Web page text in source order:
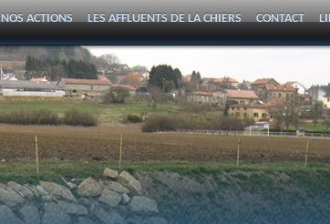
NOS ACTIONS LES AFFLUENTS DE LA CHIERS CONTACT
CONTACT ET ADRESSE